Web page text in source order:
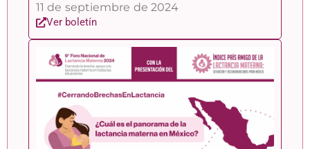
11 de septiembre de 2024
Ver boletín